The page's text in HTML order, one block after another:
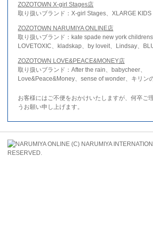
ZOZOTOWN X-girl Stages店
取り扱いブランド：X-girl Stages、XLARGE KIDS
ZOZOTOWN NARUMIYA ONLINE店
取り扱いブランド：kate spade new york
LOVETOXIC、kladskap、by loveit、Lindsay、
ZOZOTOWN LOVE&PEACE&MONEY店
取り扱いブランド：After the rain、babycheer、
Love&Peace&Money、sense of wonder、キリン
お客様にはご不便をおかけいたしますが、何卒ご
うお願い申し上げます。